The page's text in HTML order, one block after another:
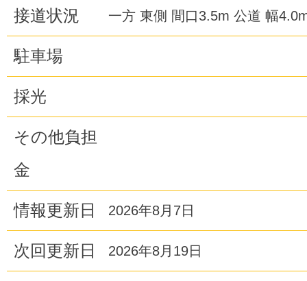
接道状況 一方 東側 間口3.5m 公道 幅
駐車場
採光
その他負担
金
情報更新日 2026年8月7日
次回更新日 2026年8月19日